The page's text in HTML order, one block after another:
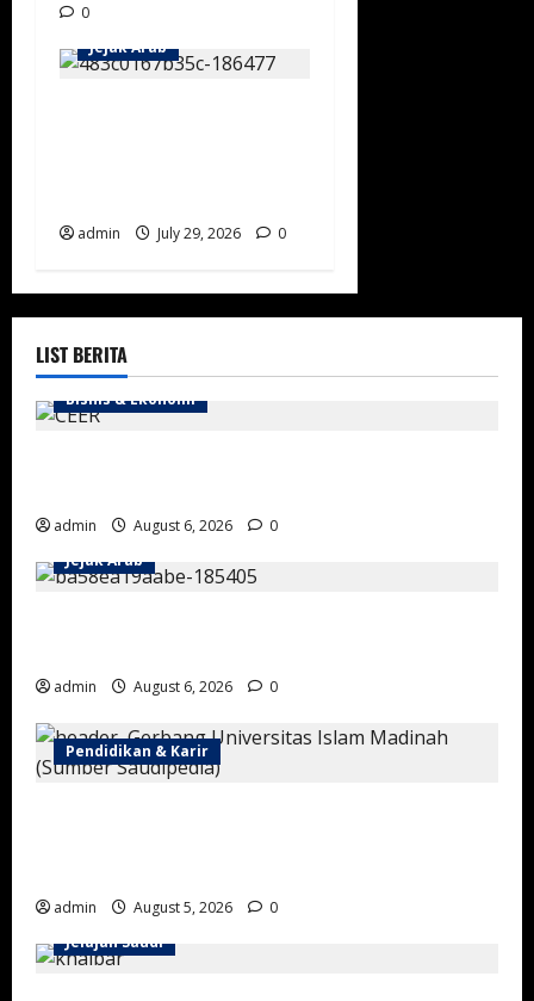
0
Jejak Arab
admin July 29, 2026 0
LIST BERITA
Bisnis & Ekonomi
admin August 6, 2026
0
Jejak Arab
admin August 6, 2026 0
Pendidikan & Karir
admin August 5, 2026
0
Jelajah Saudi